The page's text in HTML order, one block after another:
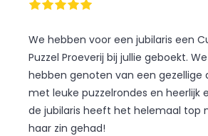
We hebben voor een jubilaris een
Puzzel Proeverij bij jullie geboekt. We
hebben genoten van een gezellige
met leuke puzzelrondes en heerlijk
de jubilaris heeft het helemaal top
haar zin gehad!